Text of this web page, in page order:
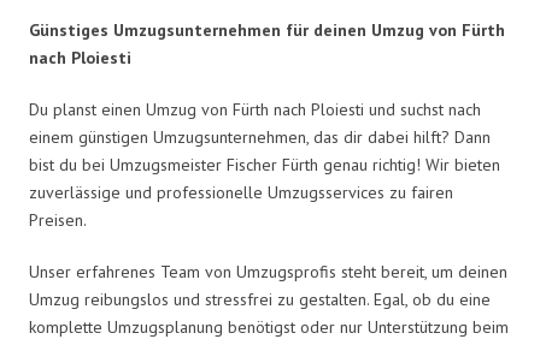
Günstiges Umzugsunternehmen für deinen Umzug von Fürth
nach Ploiesti
Du planst einen Umzug von Fürth nach Ploiesti und suchst nach
einem günstigen Umzugsunternehmen, das dir dabei hilft? Dann
bist du bei Umzugsmeister Fischer Fürth genau richtig! Wir bieten
zuverlässige und professionelle Umzugsservices zu fairen
Preisen.
Unser erfahrenes Team von Umzugsprofis steht bereit, um deinen
Umzug reibungslos und stressfrei zu gestalten. Egal, ob du eine
komplette Umzugsplanung benötigst oder nur Unterstützung beim